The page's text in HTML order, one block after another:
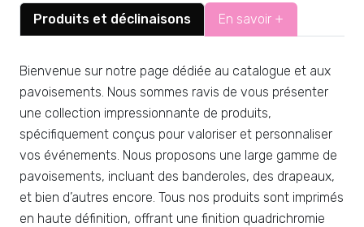
Produits et déclinaisons En savoir +
Bienvenue sur notre page dédiée au catalogue et aux
pavoisements. Nous sommes ravis de vous présenter
une collection impressionnante de produits,
spécifiquement conçus pour valoriser et personnaliser
vos événements. Nous proposons une large gamme de
pavoisements, incluant des banderoles, des drapeaux,
et bien d’autres encore. Tous nos produits sont imprimés
en haute définition, offrant une finition quadrichromie